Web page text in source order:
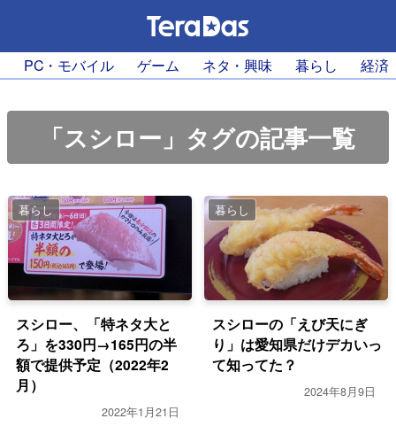
PC・モバイル ゲーム ネタ・興味 暮らし 経済
「スシロー」タグの記事一覧
暮らし
スシロー、「特ネタ大と
ろ」を330円→165円の半
額で提供予定（2022年2
月）
2022年1月21日
暮らし
スシローの「えび天にぎ
り」は愛知県だけデカいっ
て知ってた？
2024年8月9日